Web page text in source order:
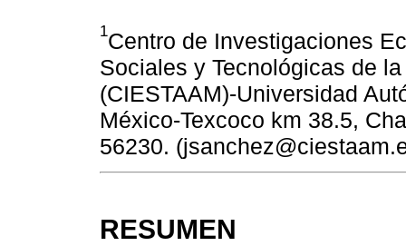
1Centro de Investigaciones
Sociales y Tecnológicas de
(CIESTAAM)-Universidad
México-Texcoco km 38.5,
56230.
RESUMEN